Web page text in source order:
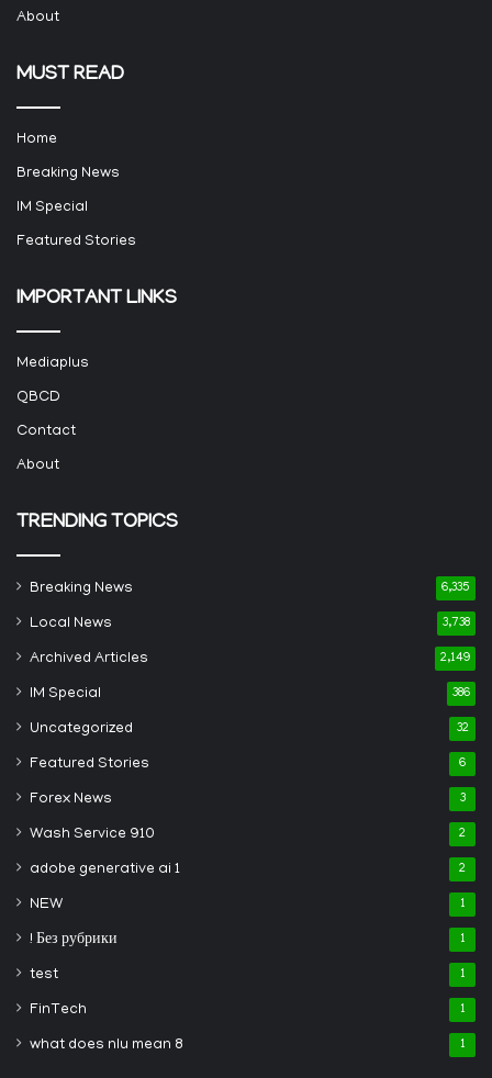
About
MUST READ
Home
Breaking News
IM Special
Featured Stories
IMPORTANT LINKS
Mediaplus
QBCD
Contact
About
TRENDING TOPICS
Breaking News 6,335
Local News 3,738
Archived Articles 2,149
IM Special 386
Uncategorized 32
Featured Stories 6
Forex News 3
Wash Service 910 2
adobe generative ai 1 2
NEW 1
! Без рубрики 1
test 1
FinTech 1
what does nlu mean 8 1